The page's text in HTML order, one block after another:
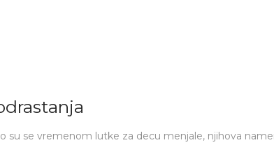
su se vremenom lutke za decu menjale, njihova